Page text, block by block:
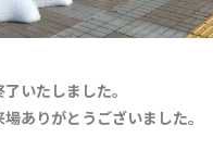
いたしました。
ありがとうございました。